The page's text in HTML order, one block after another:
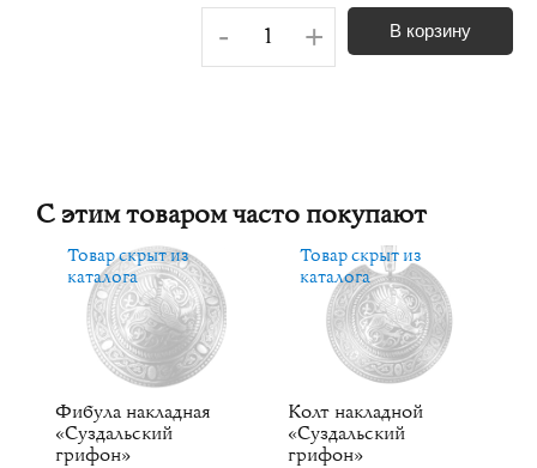
- + В корзину
С этим товаром часто покупают
Товар скрыт из
каталога
Фибула накладная
«Суздальский
грифон»
Товар скрыт из
каталога
Колт накладной
«Суздальский
грифон»